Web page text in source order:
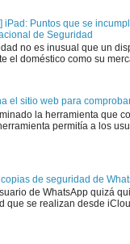
iPad: Puntos que se
de Seguridad
no es inusual que un
el doméstico como su
el sitio web para
la herramienta que
permitía a los
de seguridad de
de WhatsApp quizá
que se realizan desde